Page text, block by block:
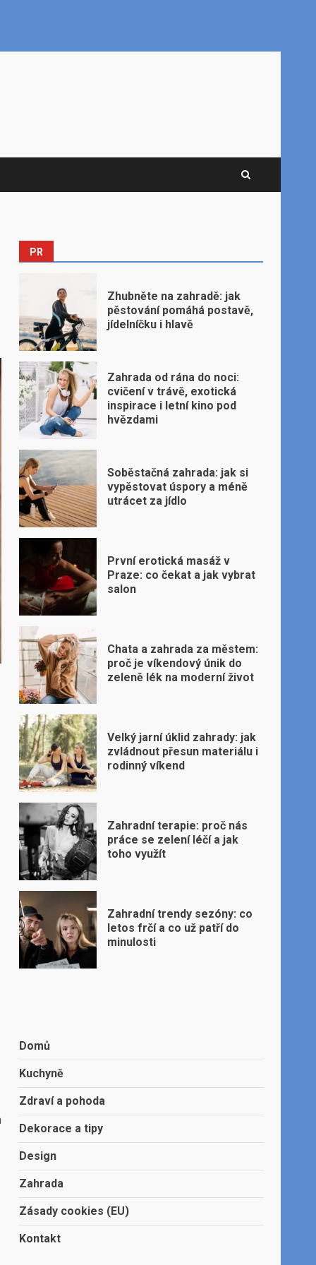
PR
Zhubněte na zahradě: jak
pěstování pomáhá postavě,
jídelníčku i hlavě
Zahrada od rána do noci:
cvičení v trávě, exotická
inspirace i letní kino pod
hvězdami
Soběstačná zahrada: jak si
vypěstovat úspory a méně
utrácet za jídlo
První erotická masáž v
Praze: co čekat a jak vybrat
salon
Chata a zahrada za městem:
proč je víkendový únik do
zeleně lék na moderní život
Velký jarní úklid zahrady: jak
zvládnout přesun materiálu i
rodinný víkend
Zahradní terapie: proč nás
práce se zelení léčí a jak
toho využít
Zahradní trendy sezóny: co
letos frčí a co už patří do
minulosti
Domů
Kuchyně
Zdraví a pohoda
Dekorace a tipy
Design
Zahrada
Zásady cookies (EU)
Kontakt